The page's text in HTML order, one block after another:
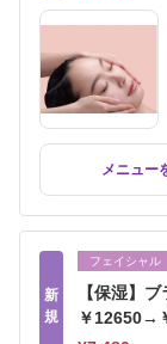
メニュー
新
規
フェイシャル
【保湿】
￥12650→